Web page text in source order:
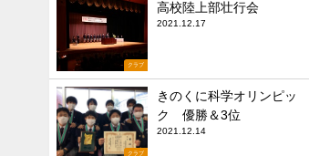
クラブ
高校陸上部壮行会
2021.12.17
クラブ
きのくに科学オリンピッ
ク 優勝＆3位
2021.12.14